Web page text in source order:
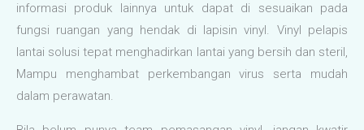
informasi produk lainnya untuk dapat di sesuaikan pada
fungsi ruangan yang hendak di lapisin vinyl. Vinyl pelapis
lantai solusi tepat menghadirkan lantai yang bersih dan steril,
Mampu menghambat perkembangan virus serta mudah
dalam perawatan.